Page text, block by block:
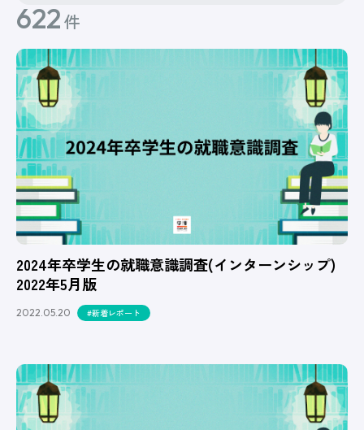
622件
2024年卒学生の就職意識調査(インターンシップ)
2022年5月版
2022.05.20 #新着レポート